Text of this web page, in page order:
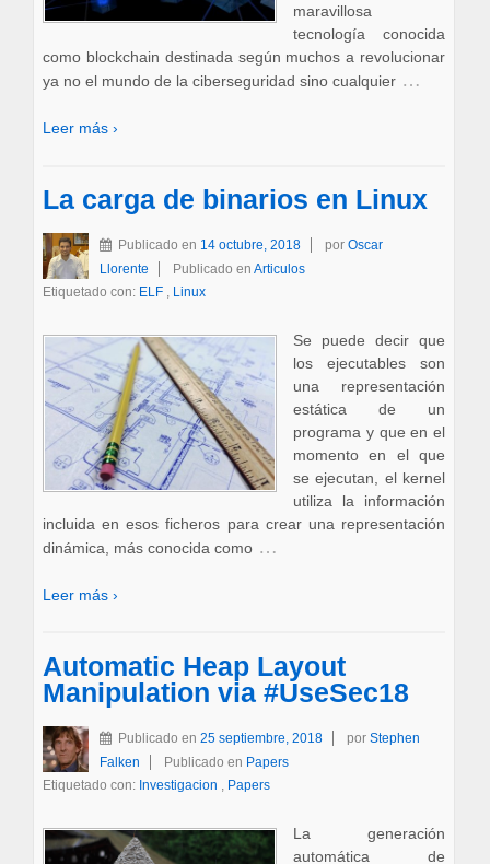
maravillosa
tecnología conocida
como blockchain destinada según muchos a revolucionar
ya no el mundo de la ciberseguridad sino cualquier …
Leer más ›
La carga de binarios en Linux
Publicado en 14 octubre, 2018 por Oscar
Llorente
Publicado en Articulos
Etiquetado con: ELF, Linux
Se puede decir que
los ejecutables son
una representación
estática de un
programa y que en el
momento en el que
se ejecutan, el kernel
utiliza la información
incluida en esos ficheros para crear una representación
dinámica, más conocida como …
Leer más ›
Automatic Heap Layout
Manipulation via #UseSec18
Publicado en 25 septiembre, 2018 por Stephen
Falken
Publicado en Papers
Etiquetado con: Investigacion , Papers
La generación
automática de